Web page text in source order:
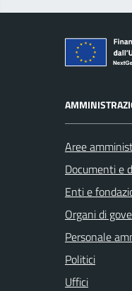
Aree
Documenti e
Enti e
Organi di
Personale
Politici
Uffici